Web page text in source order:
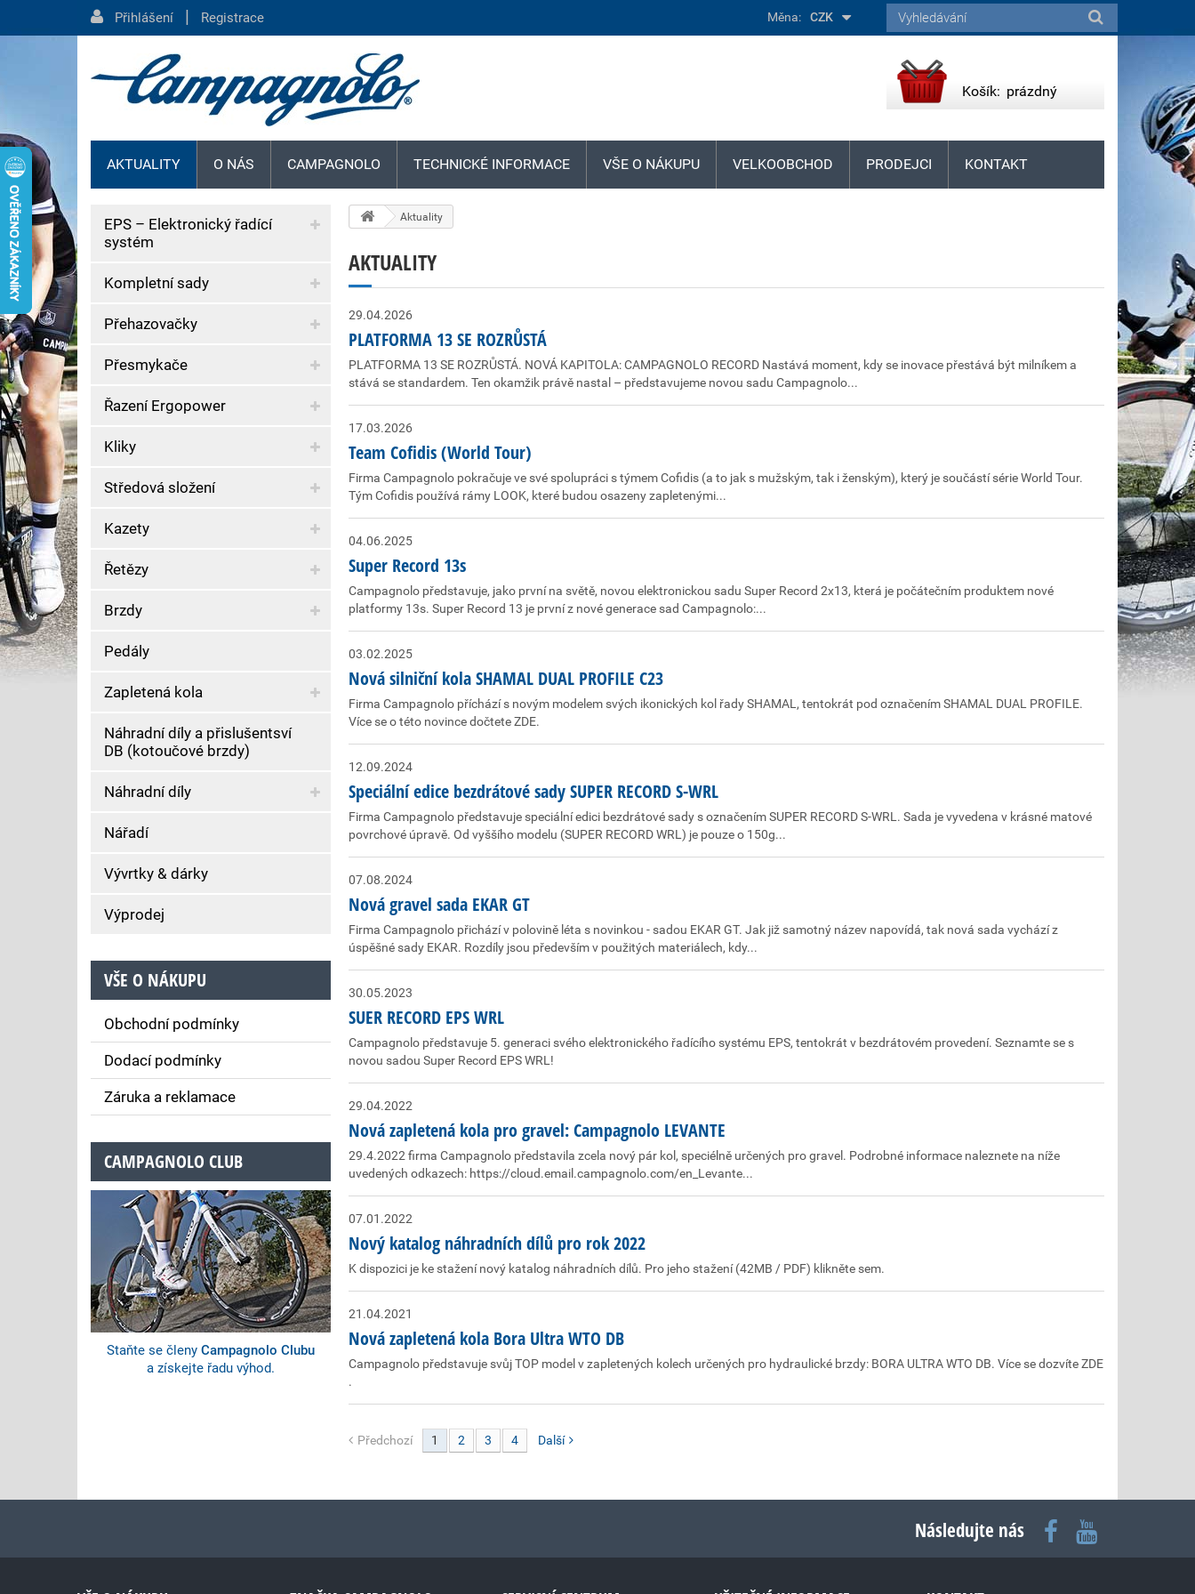
Aktuality
AKTUALITY
29.04.2026
PLATFORMA 13 SE ROZRŮSTÁ
PLATFORMA 13 SE ROZRŮSTÁ. NOVÁ KAPITOLA: CAMPAGNOLO RECORD Nastává moment, kdy se inovace přestává být milníkem a
stává se standardem. Ten okamžik právě nastal – představujeme novou sadu Campagnolo...
17.03.2026
Team Cofidis (World Tour)
Firma Campagnolo pokračuje ve své spolupráci s týmem Cofidis (a to jak s mužským, tak i ženským), který je součástí série World Tour.
Tým Cofidis používá rámy LOOK, které budou osazeny zapletenými...
04.06.2025
Super Record 13s
Campagnolo představuje, jako první na světě, novou elektronickou sadu Super Record 2x13, která je počátečním produktem nové
platformy 13s. Super Record 13 je první z nové generace sad Campagnolo:...
03.02.2025
Nová silniční kola SHAMAL DUAL PROFILE C23
Firma Campagnolo příchází s novým modelem svých ikonických kol řady SHAMAL, tentokrát pod označením SHAMAL DUAL PROFILE.
Více se o této novince dočtete ZDE.
12.09.2024
Speciální edice bezdrátové sady SUPER RECORD S-WRL
Firma Campagnolo představuje speciální edici bezdrátové sady s označením SUPER RECORD S-WRL. Sada je vyvedena v krásné matové
povrchové úpravě. Od vyššího modelu (SUPER RECORD WRL) je pouze o 150g...
07.08.2024
Nová gravel sada EKAR GT
Firma Campagnolo přichází v polovině léta s novinkou - sadou EKAR GT. Jak již samotný název napovídá, tak nová sada vychází z
úspěšné sady EKAR. Rozdíly jsou především v použitých materiálech, kdy...
30.05.2023
SUER RECORD EPS WRL
Campagnolo představuje 5. generaci svého elektronického řadícího systému EPS, tentokrát v bezdrátovém provedení. Seznamte se s
novou sadou Super Record EPS WRL!
29.04.2022
Nová zapletená kola pro gravel: Campagnolo LEVANTE
29.4.2022 firma Campagnolo představila zcela nový pár kol, speciélně určených pro gravel. Podrobné informace naleznete na níže
uvedených odkazech: https://cloud.email.campagnolo.com/en_Levante...
07.01.2022
Nový katalog náhradních dílů pro rok 2022
K dispozici je ke stažení nový katalog náhradních dílů. Pro jeho stažení (42MB / PDF) klikněte sem.
21.04.2021
Nová zapletená kola Bora Ultra WTO DB
Campagnolo představuje svůj TOP model v zapletených kolech určených pro hydraulické brzdy: BORA ULTRA WTO DB. Více se dozvíte ZDE
.
Předchozí 1 2 3 4 Další
EPS – Elektronický řadící
systém
Kompletní sady
Přehazovačky
Přesmykače
Řazení Ergopower
Kliky
Středová složení
Kazety
Řetězy
Brzdy
Pedály
Zapletená kola
Náhradní díly a přislušentsví
DB (kotoučové brzdy)
Náhradní díly
Nářadí
Vývrtky & dárky
Výprodej
VŠE O NÁKUPU
Obchodní podmínky
Dodací podmínky
Záruka a reklamace
CAMPAGNOLO CLUB
Staňte se členy Campagnolo Clubu
a získejte řadu výhod.
Přihlášení | Registrace Měna: CZK
Košík: prázdný
AKTUALITY O NÁS CAMPAGNOLO TECHNICKÉ INFORMACE VŠE O NÁKUPU VELKOOBCHOD PRODEJCI KONTAKT
Následujte nás